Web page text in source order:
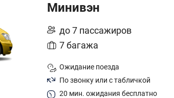
Минивэн
до 7 пассажиров
7 багажа
Ожидание поезда
По звонку или с табличкой
20 мин. ожидания бесплатно